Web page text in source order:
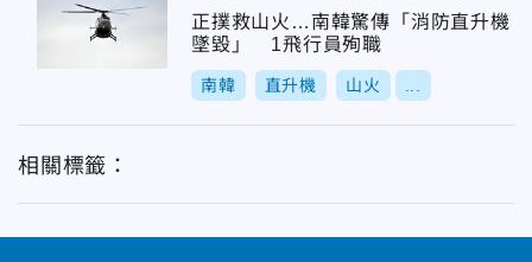
正撲救山火…南韓驚傳「消防直升機
墜毀」 1飛行員殉職
南韓 直升機 山火
相關標籤：